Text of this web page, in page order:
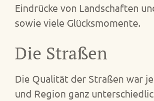
Eindrücke von Landschaften
sowie viele Glücksmomente.
Die Straßen
Die Qualität der Straßen war je
und Region ganz